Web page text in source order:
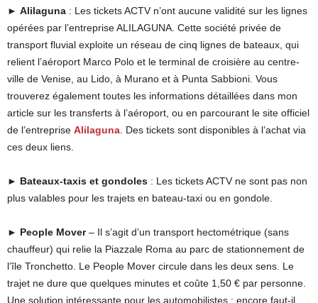
► Alilaguna : Les tickets ACTV n’ont aucune validité sur les lignes
opérées par l’entreprise ALILAGUNA. Cette société privée de
transport fluvial exploite un réseau de cinq lignes de bateaux, qui
relient l’aéroport Marco Polo et le terminal de croisière au centre-
ville de Venise, au Lido, à Murano et à Punta Sabbioni. Vous
trouverez également toutes les informations détaillées dans mon
article sur les transferts à l’aéroport, ou en parcourant le site officiel
de l’entreprise Alilaguna . Des tickets sont disponibles à l’achat via
ces deux liens.
► Bateaux-taxis et gondoles : Les tickets ACTV ne sont pas non
plus valables pour les trajets en bateau-taxi ou en gondole.
► People Mover– Il s’agit d’un transport hectométrique (sans
chauffeur) qui relie la Piazzale Roma au parc de stationnement de
l’île Tronchetto. Le People Mover circule dans les deux sens. Le
trajet ne dure que quelques minutes et coûte 1,50 € par personne.
Une solution intéressante pour les automobilistes ; encore faut-il